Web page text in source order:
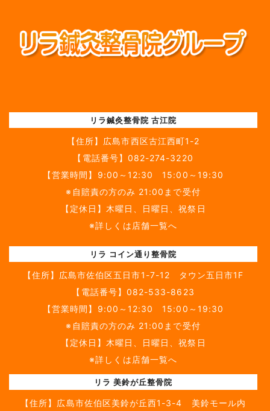
リラ鍼灸整骨院 古江院
【住所】 広島市西区古江西町1-2
【電話番号】 082-274-3220
【営業時間】9:00～12:30 15:00～19:30
※自賠責の方のみ 21:00まで受付
【定休日】木曜日、日曜日、祝祭日
※詳しくは店舗一覧へ
リラ コイン通り整骨院
【住所】 広島市佐伯区五日市1-7-12 タウン五日市1F
【電話番号】 082-533-8623
【営業時間】9:00～12:30 15:00～19:30
※自賠責の方のみ 21:00まで受付
【定休日】木曜日、日曜日、祝祭日
※詳しくは店舗一覧へ
リラ 美鈴が丘整骨院
【住所】 広島市佐伯区美鈴が丘西1-3-4 美鈴モール内